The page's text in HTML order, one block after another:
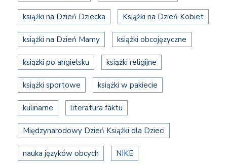
książki na Dzień Dziecka Książki na Dzień Kobiet
książki na Dzień Mamy książki obcojęzyczne
książki po angielsku książki religijne
książki sportowe książki w pakiecie
kulinarne literatura faktu
Międzynarodowy Dzień Książki dla Dzieci
nauka języków obcych NIKE